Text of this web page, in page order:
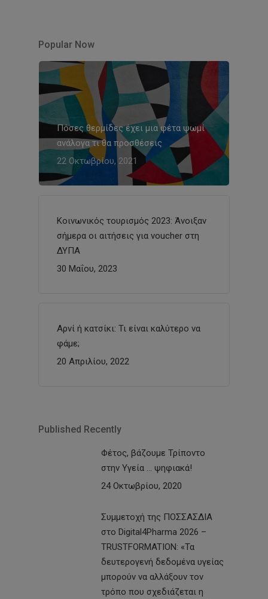
Popular Now
Πόσες θερμίδες έχει μια φέτα ψωμί
ανάλογα τι θα προσθέσεις
22 Οκτωβρίου, 2021
Κοινωνικός τουρισμός 2023: Άνοιξαν
σήμερα οι αιτήσεις για voucher στη
ΔΥΠΑ
30 Μαΐου, 2023
Αρνί ή κατσίκι: Τι είναι καλύτερο να
φάμε;
20 Απριλίου, 2022
Published Recently
Φέτος, βάζουμε Τρίποντο
στην Υγεία … ψηφιακά!
24 Οκτωβρίου, 2020
Συμμετοχή της ΠΟΣΣΑΣΔΙΑ
στο Digital4Pharma 2026 –
TRUSTFORMATION: «Τα
δευτερογενή δεδομένα υγείας
μπορούν να αλλάξουν τον
τρόπο που σχεδιάζεται η